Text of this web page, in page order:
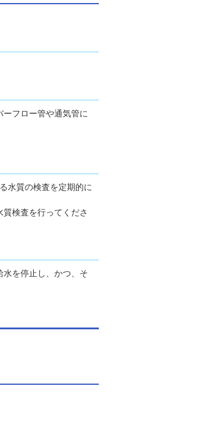
フロー管や通気管に
水質の検査を定期的に
検査を行ってくださ
を停止し、かつ、そ